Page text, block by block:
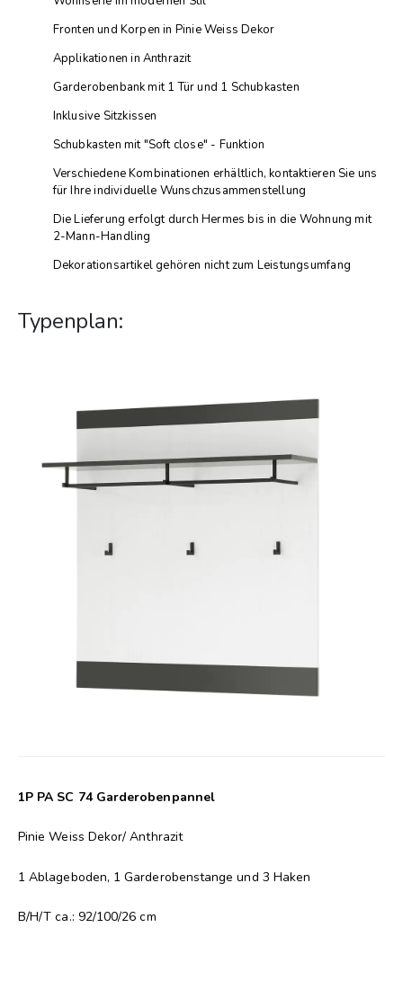
Fronten und Korpen in Pinie Weiss Dekor
Applikationen in Anthrazit
Garderobenbank mit 1 Tür und 1 Schubkasten
Inklusive Sitzkissen
Schubkasten mit "Soft close" - Funktion
Verschiedene Kombinationen erhältlich, kontaktieren Sie uns
für Ihre individuelle Wunschzusammenstellung
Die Lieferung erfolgt durch Hermes bis in die Wohnung mit
2-Mann-Handling
Dekorationsartikel gehören nicht zum Leistungsumfang
Typenplan:
1P PA SC 74 Garderobenpannel
Pinie Weiss Dekor/ Anthrazit
1 Ablageboden, 1 Garderobenstange und 3 Haken
B/H/T ca.: 92/100/26 cm